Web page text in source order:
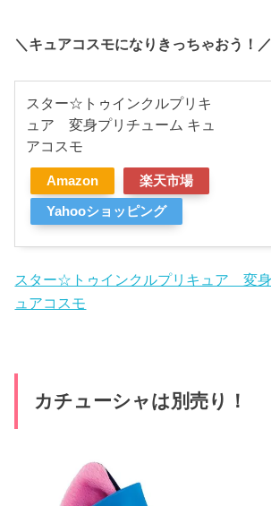
＼キュアコスモになりきっちゃおう！／
スター☆トゥインクルプリキ
ュア 変身プリチューム キュ
アコスモ
Amazon 楽天市場
Yahooショッピング
スター☆トゥインクルプリキュア 変身
ュアコスモ
カチューシャは別売り！